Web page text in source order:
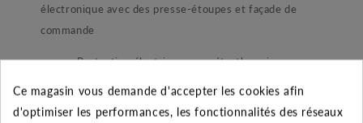
électronique avec des presse-étoupes et façade de
commande
- Protection électrique magnéto-thermique
réglable de 10 à 16 A pour 1 pompe
- Bouton marche/arrêt Bouton test
Ce magasin vous demande d'accepter les cookies afin
d'optimiser les performances, les fonctionnalités des réseaux